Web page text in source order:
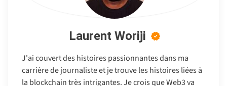
Laurent Woriji
J'ai couvert des histoires passionnantes dans ma
carrière de journaliste et je trouve les histoires liées à
la blockchain très intrigantes. Je crois que Web3 va